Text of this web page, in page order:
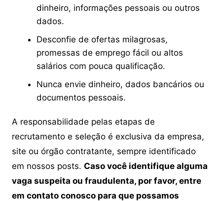
dinheiro, informações pessoais ou outros
dados.
Desconfie de ofertas milagrosas,
promessas de emprego fácil ou altos
salários com pouca qualificação.
Nunca envie dinheiro, dados bancários ou
documentos pessoais.
A responsabilidade pelas etapas de
recrutamento e seleção é exclusiva da empresa,
site ou órgão contratante, sempre identificado
em nossos posts. Caso você identifique alguma
vaga suspeita ou fraudulenta, por favor, entre
em contato conosco para que possamos